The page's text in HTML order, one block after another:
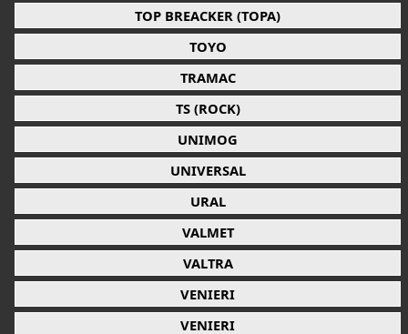
TOP BREACKER (TOPA)
TOYO
TRAMAC
TS (ROCK)
UNIMOG
UNIVERSAL
URAL
VALMET
VALTRA
VENIERI
VENIERI